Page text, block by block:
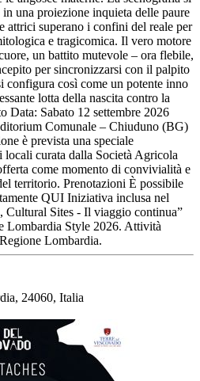
una proiezione inquieta delle paure
attrici superano i confini del reale per
e tragicomica. Il vero motore
un battito mutevole – ora flebile,
per sincronizzarsi con il palpito
configura così come un potente inno
lotta della nascita contro la
Data: Sabato 12 settembre 2026
Comunale – Chiuduno (BG)
è prevista una speciale
curata dalla Società Agricola
come momento di convivialità e
territorio. Prenotazioni È possibile
QUI Iniziativa inclusa nel
Cultural Sites - Il viaggio continua”
Lombardia Style 2026. Attività
Lombardia.
24060, Italia